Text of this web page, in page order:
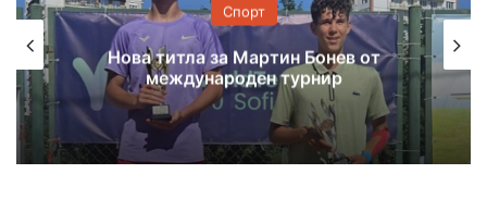
Спорт
Нова титла за Мартин Бонев от
международен турнир